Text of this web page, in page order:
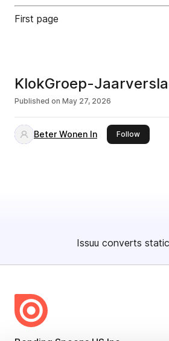
First page
KlokGroep-
Published on May 27, 2026
Beter Wonen In Followthis
Issuu converts